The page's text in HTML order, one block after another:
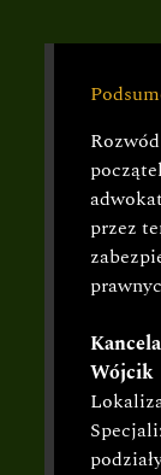
przez
Wójcik